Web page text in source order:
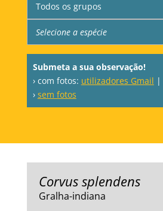
Submeta a sua observação!
› com fotos: utilizadores Gmail |
› sem fotos
Corvus splendens
Gralha-indiana